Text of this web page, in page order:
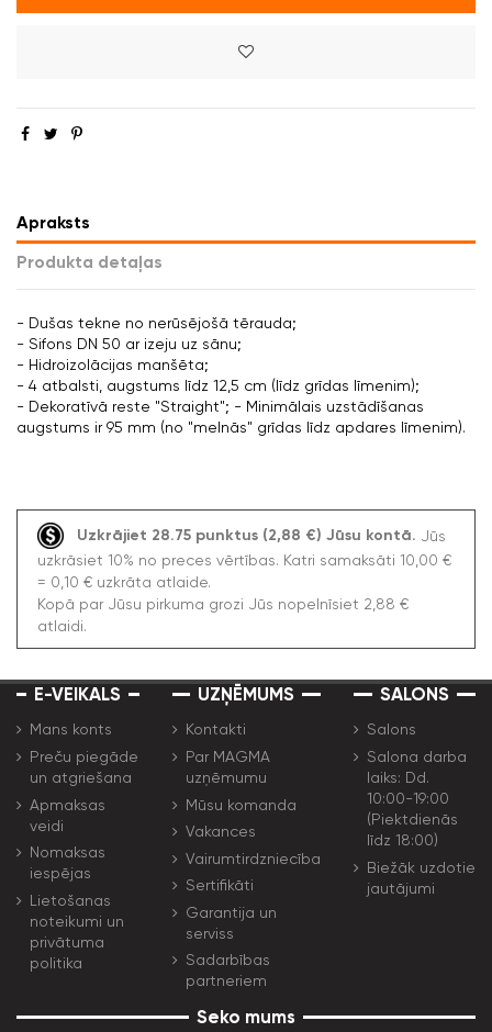
Apraksts
Produkta detaļas
- Dušas tekne no nerūsējošā tērauda;
- Sifons DN 50 ar izeju uz sānu;
- Hidroizolācijas manšēta;
- 4 atbalsti, augstums līdz 12,5 cm (līdz grīdas līmenim);
- Dekoratīvā reste "Straight"; - Minimālais uzstādīšanas
augstums ir 95 mm (no "melnās" grīdas līdz apdares līmenim).
Uzkrājiet 28.75 punktus (2,88 €) Jūsu kontā.
Jūs
uzkrāsiet 10% no preces vērtības. Katri samaksāti 10,00 €
= 0,10 € uzkrāta atlaide.
Kopā par Jūsu pirkuma grozi Jūs nopelnīsiet 2,88 €
atlaidi.
E-VEIKALS
Mans konts
Preču piegāde
un atgriešana
Apmaksas
veidi
Nomaksas
iespējas
Lietošanas
noteikumi un
privātuma
politika
UZŅĒMUMS
Kontakti
Par MAGMA
uzņēmumu
Mūsu komanda
Vakances
Vairumtirdzniecība
Sertifikāti
Garantija un
serviss
Sadarbības
partneriem
SALONS
Salons
Salona darba
laiks: Dd.
10:00-19:00
(Piektdienās
līdz 18:00)
Biežāk uzdotie
jautājumi
Seko mums